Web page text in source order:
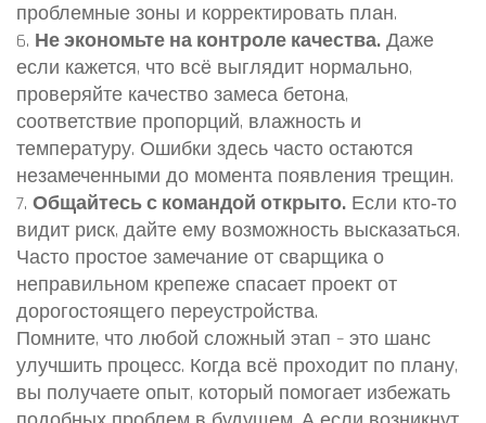
проблемные зоны и корректировать план.
6. Не экономьте на контроле качества. Даже
если кажется, что всё выглядит нормально,
проверяйте качество замеса бетона,
соответствие пропорций, влажность и
температуру. Ошибки здесь часто остаются
незамеченными до момента появления трещин.
7. Общайтесь с командой открыто. Если кто‑то
видит риск, дайте ему возможность высказаться.
Часто простое замечание от сварщика о
неправильном крепеже спасает проект от
дорогостоящего переустройства.
Помните, что любой сложный этап – это шанс
улучшить процесс. Когда всё проходит по плану,
вы получаете опыт, который помогает избежать